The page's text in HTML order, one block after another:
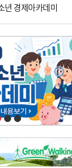
년 경제아카데미